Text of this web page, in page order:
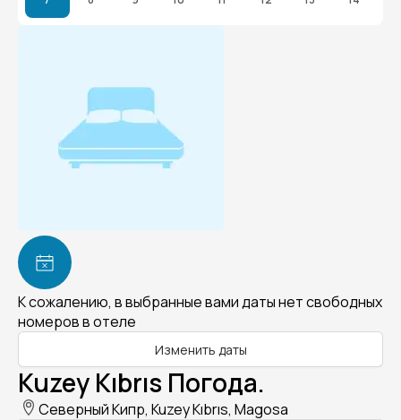
К сожалению, в выбранные вами даты нет свободных
номеров в отеле
Изменить даты
Kuzey Kıbrıs Погода.
Северный Кипр, Kuzey Kıbrıs, Magosa